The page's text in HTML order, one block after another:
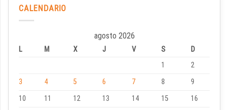
CALENDARIO
agosto 2026
L M X J V S
D
1
2
3
4 5 6 7 8
9
10
11 12 13 14 15
16